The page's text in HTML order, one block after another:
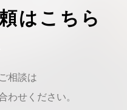
はこちら
相談は
わせください。